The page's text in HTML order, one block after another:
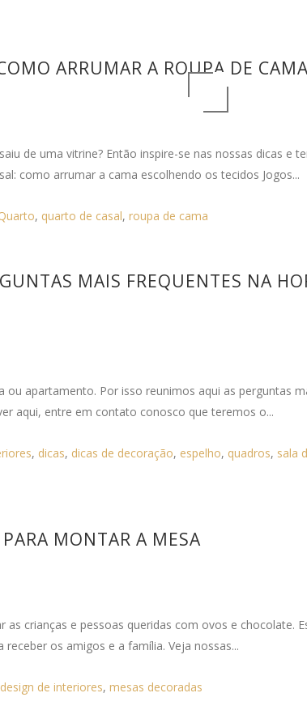
ARRUMAR A ROUPA DE CAMA
de uma vitrine? Então inspire-se nas nossas dicas e
como arrumar a cama escolhendo os tecidos Jogos...
, quarto de casal, roupa de cama
MAIS FREQUENTES NA
apartamento. Por isso reunimos aqui as perguntas
aqui, entre em contato conosco que teremos o...
, dicas, dicas de decoração, espelho, quadros, sala
MONTAR A MESA
crianças e pessoas queridas com ovos e chocolate.
os amigos e a família. Veja nossas...
design de interiores, mesas decoradas